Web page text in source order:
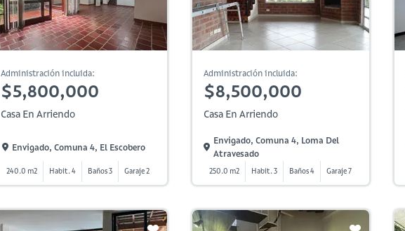
Administración incluida:
$5,800,000
Casa En Arriendo
Envigado, Comuna 4, El Escobero
240.0 m2 Habit. 4 Baños 3 Garaje 2
Administración incluida:
$8,500,000
Casa En Arriendo
Envigado, Comuna 4, Loma Del
Atravesado
250.0 m2 Habit. 3 Baños 4 Garaje 7